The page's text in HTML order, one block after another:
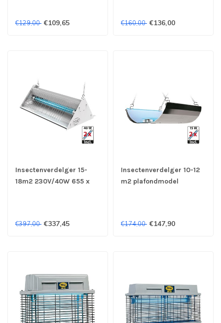
€129,00 €109,65 €160,00 €136,00
Insectenverdelger 15-
18m2 230V/40W 655 x
€397,00 €337,45
Insectenverdelger 10-12
m2 plafondmodel
€174,00 €147,90